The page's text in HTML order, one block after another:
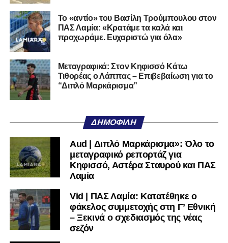
Cilento και Castrovillari, έχοντας ξεκινήσει την
ποδοσφαιρική του διαδρομή από τον Απόλλωνα Σμύρνης.
Τον καλωσορίζουμε στην οικογένεια του Σαρωνικού και
του ευχόμαστε υγεία και επιτυχίες.»
Ακολουθήστε τοlamiara.grστοGoogle Newsγια να
μαθαίνετε πρώτοι τα κυανόλευκα νέα στην Ελλάδα και τον
Twitterκαι στοInstagram
μαθαίνετε σε χρόνο dt όλα τα νέα.
Το «αντίο» του Βασίλη Τρούμπουλου στον
ΠΑΣ Λαμία: «Κρατάμε τα καλά και
προχωράμε. Ευχαριστώ για όλα»
Μεταγραφικά: Στον Κηφισσό Κάτω
Τιθορέας ο Λάππας – Επιβεβαίωση για το
“Διπλό Μαρκάρισμα”
ΔΗΜΟΦΙΛΉ
Aud | Διπλό Μαρκάρισμα»: Όλο το
μεταγραφικό ρεπορτάζ για
Κηφισσό, Αστέρα Σταυρού και ΠΑΣ
Λαμία
Vid | ΠΑΣ Λαμία: Κατατέθηκε ο
φάκελος συμμετοχής στη Γ’ Εθνική
– Ξεκινά ο σχεδιασμός της νέας
σεζόν